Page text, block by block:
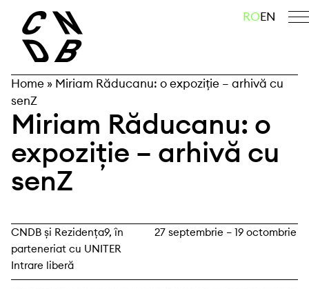
content
caută ROEN
Home » Miriam Răducanu: o expoziție – arhivă cu
senZ
Miriam Răducanu: o
expoziție – arhivă cu
senZ
CNDB și Rezidența9, în
parteneriat cu UNITER
Intrare liberă
27 septembrie – 19 octombrie